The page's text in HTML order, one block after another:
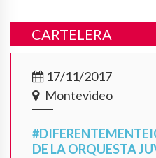
CARTELERA
17/11/2017
Montevideo
DE LA ORQUESTA